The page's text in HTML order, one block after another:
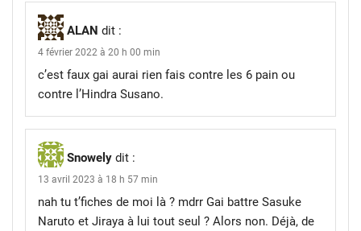
ALAN dit :
4 février 2022 à 20 h 00 min
c’est faux gai aurai rien fais contre les 6 pain ou
contre l’Hindra Susano.
Snowely dit :
13 avril 2023 à 18 h 57 min
nah tu t’fiches de moi là ? mdrr Gai battre Sasuke
Naruto et Jiraya à lui tout seul ? Alors non. Déjà, de